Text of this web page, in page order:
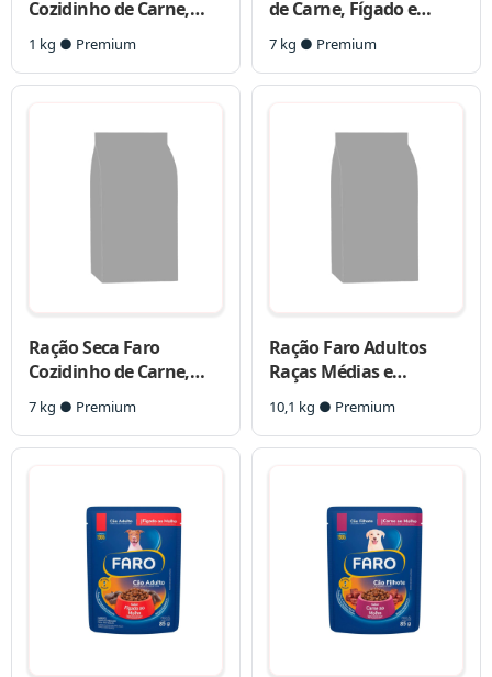
Cozidinho de Carne,
Fígado e Frango para
Cães Filhotes
1 kg ● Premium
de Carne, Fígado e
Cereais para Cães
Adultos Raças Médias e
Grandes
7 kg ● Premium
Ração Seca Faro
Cozidinho de Carne,
Fígado e Frango para
Cães Filhotes
7 kg ● Premium
Ração Faro Adultos
Raças Médias e
Grandes Cozido de
Carne, Fígado e Cereais
10,1 kg ● Premium